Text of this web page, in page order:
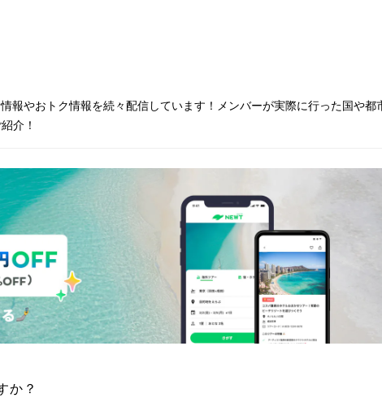
報やおトク情報を続々配信しています！メンバーが実際に行った国や都
介！
か？